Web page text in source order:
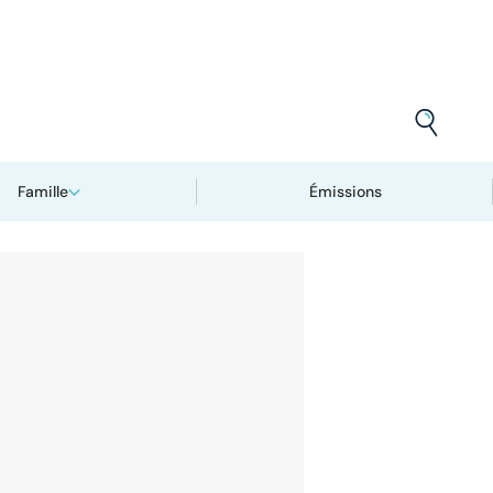
Famille Émissions